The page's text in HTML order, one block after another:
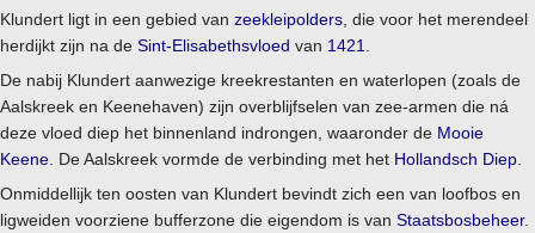
Klundert ligt in een gebied van zeekleipolders, die voor het merendeel
herdijkt zijn na de Sint-Elisabethsvloed van 1421.
De nabij Klundert aanwezige kreekrestanten en waterlopen (zoals de
Aalskreek en Keenehaven) zijn overblijfselen van zee-armen die ná
deze vloed diep het binnenland indrongen, waaronder de Mooie
Keene. De Aalskreek vormde de verbinding met het Hollandsch Diep.
Onmiddellijk ten oosten van Klundert bevindt zich een van loofbos en
ligweiden voorziene bufferzone die eigendom is van Staatsbosbeheer.